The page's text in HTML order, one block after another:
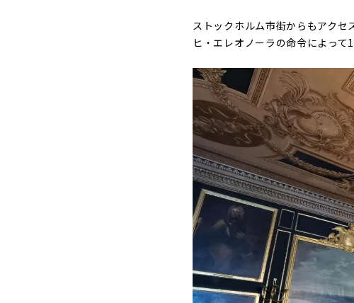
ストックホルム市街からもアク
ヒ・エレオノーラの命令によっ